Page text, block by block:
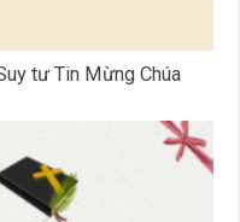
tư Tin Mừng Chúa